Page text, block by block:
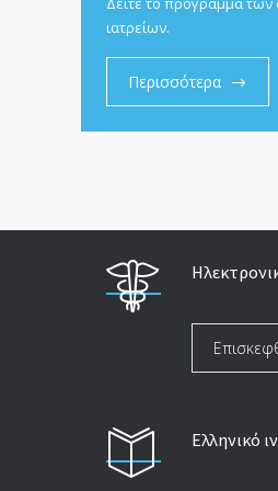
ιατρείων.
Περισσότερα
Ελληνικό